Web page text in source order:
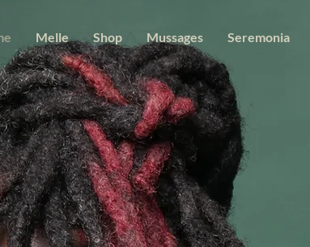
Melle Shop Mussages Seremonia